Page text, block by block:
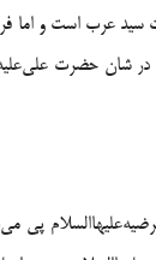
سيد عرب است و اما
را در شان حضرت